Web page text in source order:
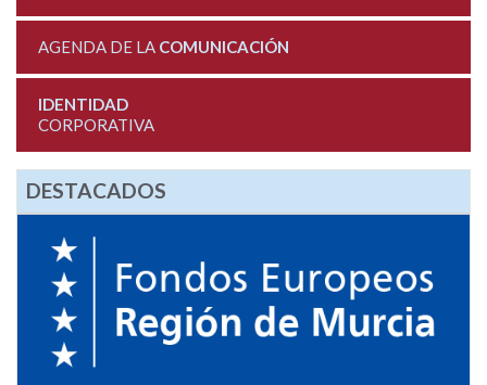
AGENDA DE LA COMUNICACIÓN
IDENTIDAD
CORPORATIVA
DESTACADOS